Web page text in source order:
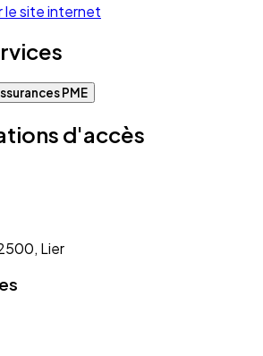
le site internet
PME
d'accès
Lier